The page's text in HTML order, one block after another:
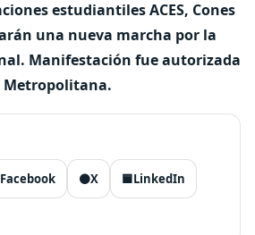
estudiantiles ACES, Cones
una nueva marcha por la
Manifestación fue autorizada
Metropolitana.
Facebook ⚫X 🟦LinkedIn